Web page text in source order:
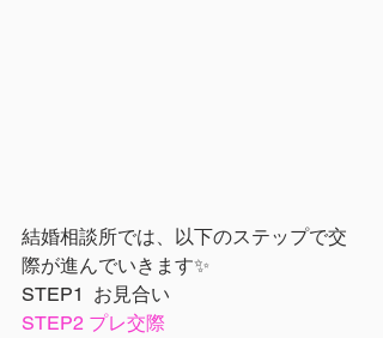
結婚相談所では、以下のステップで交
際が進んでいきます✨
STEP1  お見合い
STEP2 プレ交際